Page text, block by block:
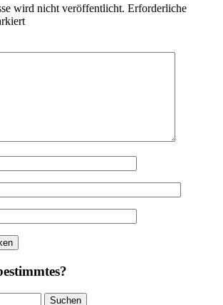
wird nicht veröffentlicht. Erforderliche